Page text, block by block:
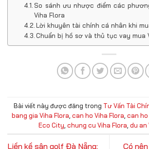
So sánh ưu nhược điểm các
Viha Flora
Lời khuyên tài chính cá nhân khi
Chuẩn bị hồ sơ và thủ tục vay mua
Bài viết này được đăng trong Tư Vấn Tài
bang gia Viha Flora can ho Viha Flora can ho
Eco City chung cu Viha Flora du an
Liền kề sân golf Đà Nẵng: Có